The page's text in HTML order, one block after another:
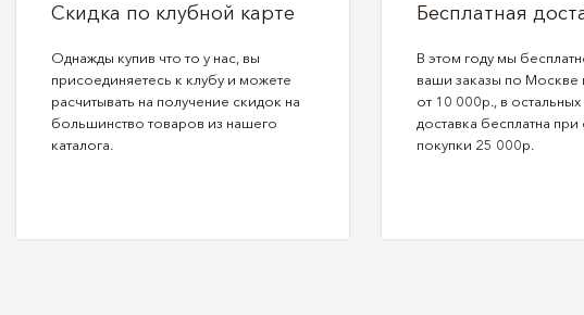
Скидка по клубной карте
Однажды купив что то у нас, вы
присоединяетесь к клубу и можете
расчитывать на получение скидок на
большинство товаров из нашего
каталога.
Бесплатная
В этом году мы
ваши заказы по Москве
от 10 000р., в остальных
доставка бесплатна при
покупки 25 000р.